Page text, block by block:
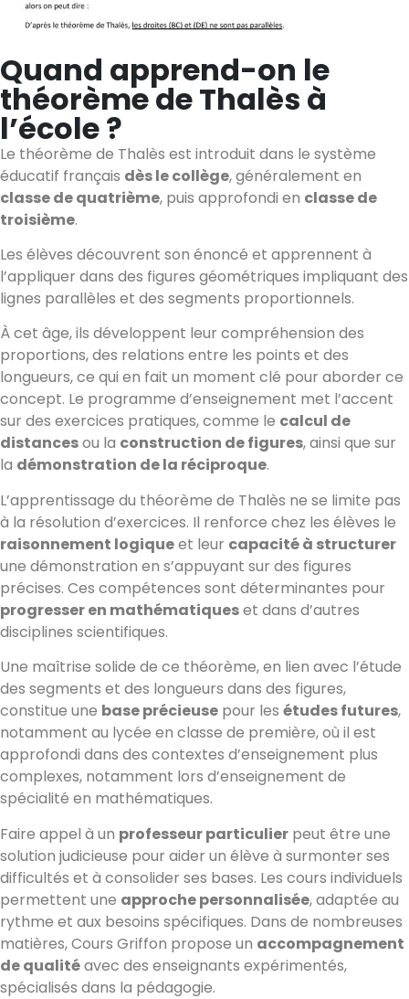
Quand apprend-on le
théorème de Thalès à
l’école ?
Le théorème de Thalès est introduit dans le système
éducatif français dès le collège, généralement en
classe de quatrième, puis approfondi en classe de
troisième.
Les élèves découvrent son énoncé et apprennent à
l’appliquer dans des figures géométriques impliquant des
lignes parallèles et des segments proportionnels.
À cet âge, ils développent leur compréhension des
proportions, des relations entre les points et des
longueurs, ce qui en fait un moment clé pour aborder ce
concept. Le programme d’enseignement met l’accent
sur des exercices pratiques, comme le calcul de
distancesou la construction de figures, ainsi que sur
la démonstration de la réciproque.
L’apprentissage du théorème de Thalès ne se limite pas
à la résolution d’exercices. Il renforce chez les élèves le
raisonnement logiqueet leur capacité à structurer
une démonstration en s’appuyant sur des figures
précises. Ces compétences sont déterminantes pour
progresser en mathématiqueset dans d’autres
disciplines scientifiques.
Une maîtrise solide de ce théorème, en lien avec l’étude
des segments et des longueurs dans des figures,
constitue une base précieuse pour les études futures,
notamment au lycée en classe de première, où il est
approfondi dans des contextes d’enseignement plus
complexes, notamment lors d’enseignement de
spécialité en mathématiques.
Faire appel à un professeur particulier peut être une
solution judicieuse pour aider un élève à surmonter ses
difficultés et à consolider ses bases. Les cours individuels
permettent une approche personnalisée, adaptée au
rythme et aux besoins spécifiques. Dans de nombreuses
matières, Cours Griffon propose un accompagnement
de qualitéavec des enseignants expérimentés,
spécialisés dans la pédagogie.